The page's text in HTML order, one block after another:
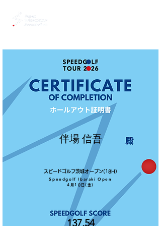
伴場 信吾
スピードゴルフ茨城オープン(18H)
Speedgolf Ibaraki Open
4月10日(金)
137.54